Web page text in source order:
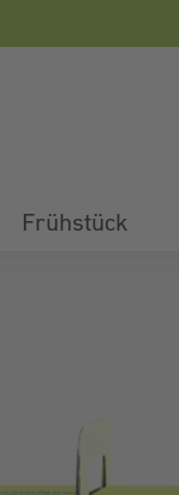
Frühstück